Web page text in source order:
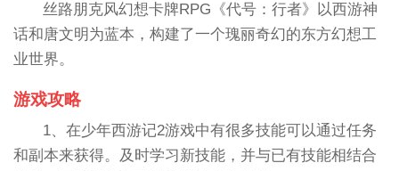
丝路朋克风幻想卡牌RPG《代号：行者》以西游神
话和唐文明为蓝本，构建了一个瑰丽奇幻的东方幻想工
业世界。
游戏攻略
1、在少年西游记2游戏中有很多技能可以通过任务
和副本来获得。及时学习新技能，并与已有技能相结合